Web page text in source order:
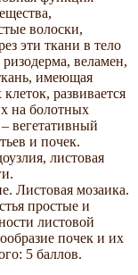
волоски,
эти ткани в тело
веламен,
имеющая
развивается
на болотных
вегетативный
и почек.
листовая
Листовая мозаика.
простые и
листовой
почек и их
5 баллов.